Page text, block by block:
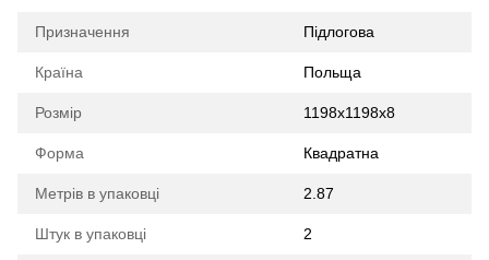
Призначення Підлогова
Країна Польща
Розмір 1198x1198x8
Форма Квадратна
Метрів в упаковці 2.87
Штук в упаковці 2